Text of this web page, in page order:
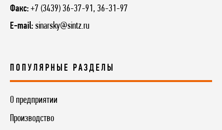
Факс: +7 (3439) 36-37-91, 36-31-97
E-mail: sinarsky@sintz.ru
ПОПУЛЯРНЫЕ РАЗДЕЛЫ
О предприятии
Производство